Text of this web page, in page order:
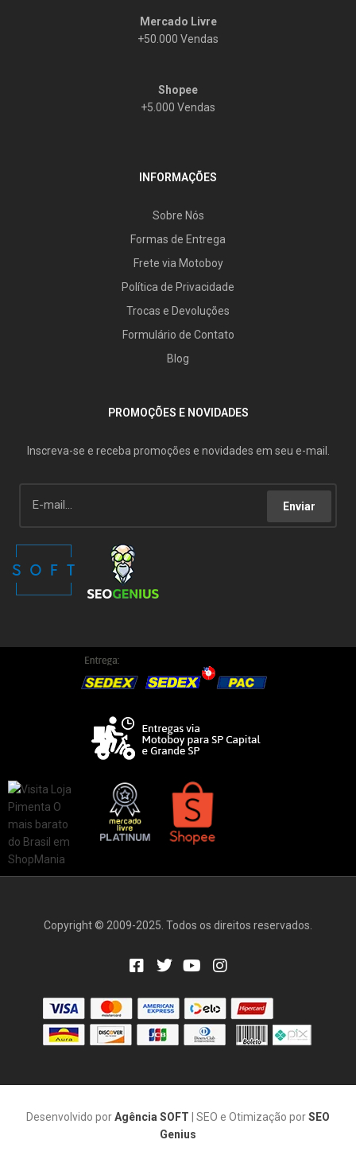
Mercado Livre
+50.000 Vendas
Shopee
+5.000 Vendas
INFORMAÇÕES
Sobre Nós
Formas de Entrega
Frete via Motoboy
Política de Privacidade
Trocas e Devoluções
Formulário de Contato
Blog
PROMOÇÕES E NOVIDADES
Inscreva-se e receba promoções e novidades em seu e-mail.
Enviar
Copyright © 2009-2025. Todos os direitos reservados.
Desenvolvido porAgência SOFT | SEO e Otimização porSEO
Genius